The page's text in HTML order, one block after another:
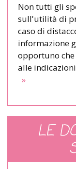
Non tutti gli
sull'utilità di
caso di
informazione
opportuno
alle
»
LE